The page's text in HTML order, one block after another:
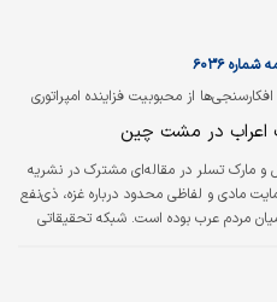
داشتند و مورد توجه کامل نظام بودند.
کار آنها با مشکل مواجه شده است.
سقوط هلی‌کوپتر رئیس‌جمهور و هیات
از محبوبیت فزاینده امپراتوری
خاورمیانه حکایت می‌کند
شماره ۶۰۳۶
اعراب در مشت چین
و مارک تسلر در مقاله‌‌‌‌ای مشترک در نشریه
مادی و لفاظی محدود درباره غزه، ذی‌نفع
مردم عرب بوده است. شبکه تحقیقاتی
روند معکوس شده است. در تمام کشورهایی